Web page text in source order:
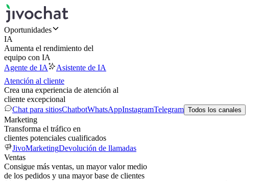
Oportunidades
IA
Aumenta el rendimiento del
equipo con IA
Agente de IA
Asistente de IA
Atención al cliente
Crea una experiencia de atención al
cliente excepcional
Chat para sitiosChatbotWhatsAppInstagramTelegram Todos los canales
Marketing
Transforma el tráfico en
clientes potenciales cualificados
JivoMarketingDevolución de llamadas
Ventas
Consigue más ventas, un mayor valor medio
de los pedidos y una mayor base de clientes